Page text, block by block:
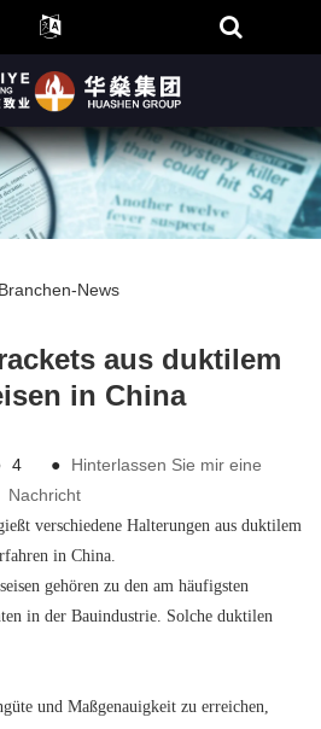
Branchen-News
aus duktilem
in China
4 ●
Hinterlassen Sie mir eine
Nachricht
verschiedene Halterungen aus duktilem
in China.
gehören zu den am häufigsten
in der Bauindustrie. Solche duktilen
und Maßgenauigkeit zu erreichen,